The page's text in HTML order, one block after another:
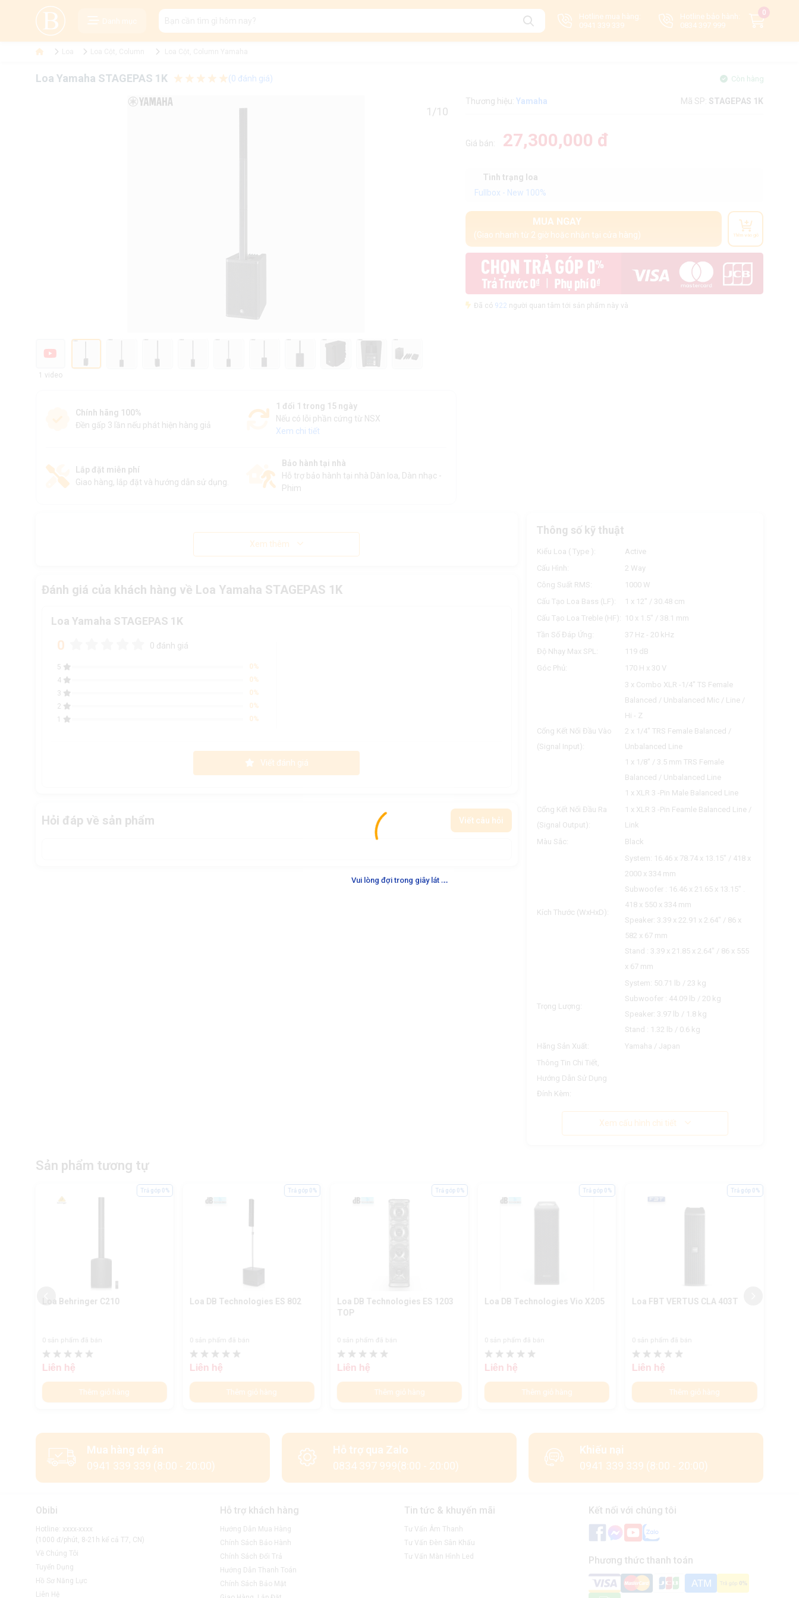
Vui lòng đợi trong giây lát ...
Danh mục
Hotline mua hàng:
0941 339 339
Hotline bảo hành:
0834 397 999
0
Loa Yamaha STAGEPAS 1K (0 đánh giá) Còn hàng
1/10
1 video
Chính hãng 100%
Đền gấp 3 lần nếu phát hiện hàng giả
1 đổi 1 trong 15 ngày
Nếu có lỗi phần cứng từ NSX
Xem chi tiết
Lắp đặt miễn phí
Giao hàng, lắp đặt và hướng dẫn sử dụng.
Bảo hành tại nhà
Hỗ trợ bảo hành tại nhà Dàn loa, Dàn nhạc -
Phim
Thương hiệu: Yamaha Mã SP: STAGEPAS 1K
Giá bán: 27,300,000 đ
Tình trạng loa
Fullbox - New 100%
MUA NGAY
(Giao nhanh từ 2 giờ hoặc nhận tại cửa hàng) Thêm vào giỏ
Đã có 922 người quan tâm tới sản phẩm này và
Xem thêm
Đánh giá của khách hàng về Loa Yamaha STAGEPAS 1K
Loa Yamaha STAGEPAS 1K
0 0 đánh giá
5
0%
4
0%
3
0%
2
0%
1
0%
Viết đánh giá
Hỏi đáp về sản phẩm Viết câu hỏi
Thông số kỹ thuật
Kiểu Loa ( Type ):
Active
Cấu Hình:
2 Way
Công Suất RMS:
1000 W
Cấu Tạo Loa Bass (LF):
1 x 12" / 30.48 cm
Cấu Tạo Loa Treble (HF): 10 x 1.5" / 38.1 mm
Tần Số Đáp Ứng:
37 Hz - 20 kHz
Độ Nhạy Max SPL:
119 dB
Góc Phủ:
170 H x 30 V
Cổng Kết Nối Đầu Vào
(Signal Input):
3 x Combo XLR -1/4" TS Female
Balanced / Unbalanced Mic / Line /
Hi - Z
2 x 1/4" TRS Female Balanced /
Unbalanced Line
1 x 1/8" / 3.5 mm TRS Female
Balanced / Unbalanced Line
1 x XLR 3 -Pin Male Balanced Line
Cổng Kết Nối Đầu Ra
(Signal Output):
1 x XLR 3 -Pin Feamle Balanced Line /
Link
Màu Sắc:
Black
Kích Thước (WxHxD):
System: 16.46 x 78.74 x 13.15" / 418 x
2000 x 334 mm
Subwoofer : 16.46 x 21.65 x 13.15" .
418 x 550 x 334 mm
Speaker: 3.39 x 22.91 x 2.64" / 86 x
582 x 67 mm
Stand : 3.39 x 21.85 x 2.64" / 86 x 555
x 67 mm
Trọng Lượng:
System: 50.71 lb / 23 kg
Subwoofer : 44.09 lb / 20 kg
Speaker: 3.97 lb / 1.8 kg
​Stand : 1.32 lb / 0.6 kg
Hãng Sản Xuất:
Yamaha / Japan
Thông Tin Chi Tiết,
Hướng Dẫn Sử Dụng
Đính Kèm:
Xem cấu hình chi tiết
Sản phẩm tương tự
Loa Behringer C210
0 sản phẩm đã bán
Liên hệ
Thêm giỏ hàng
Trả góp 0%
Loa DB Technologies ES 802
0 sản phẩm đã bán
Liên hệ
Thêm giỏ hàng
Trả góp 0%
Loa DB Technologies ES 1203
TOP
0 sản phẩm đã bán
Liên hệ
Thêm giỏ hàng
Trả góp 0%
Loa DB Technologies Vio X205
0 sản phẩm đã bán
Liên hệ
Thêm giỏ hàng
Trả góp 0%
Loa FBT VERTUS CLA 403T
0 sản phẩm đã bán
Liên hệ
Thêm giỏ hàng
Trả góp 0%
Mua hàng dự án
0941 339 339 (8:00 - 20:00)
Hỗ trợ qua Zalo
0834 397 999(8:00 - 20:00)
Khiếu nại
0941 339 339 (8:00 - 20:00)
Obibi
Hotline: xxxx-xxxx
(1000 đ/phút, 8-21h kể cả T7, CN)
Về Chúng Tôi
Tuyển Dụng
Hồ Sơ Năng Lực
Liên Hệ
Hỗ trợ khách hàng
Hướng Dẫn Mua Hàng
Chính Sách Bảo Hành
Chính Sách Đổi Trả
Hướng Dẫn Thanh Toán
Chính Sách Bảo Mật
Tin tức & khuyến mãi
Tư Vấn Âm Thanh
Tư Vấn Đèn Sân Khấu
Tư Vấn Màn Hình Led
Kết nối với chúng tôi
Phương thức thanh toán